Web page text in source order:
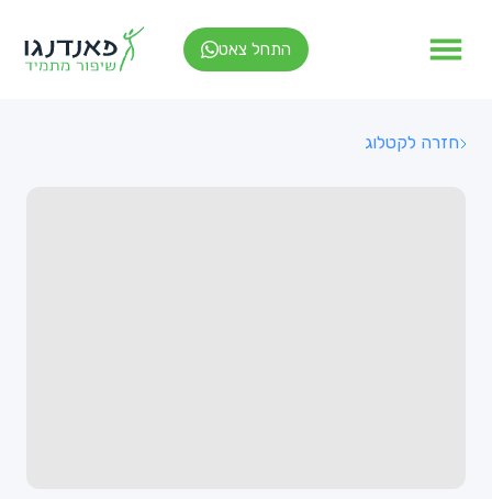
התחל צאט
חזרה לקטלוג